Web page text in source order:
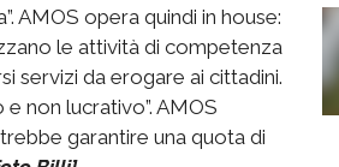
AMOS opera quindi in house:
le attività di competenza
servizi da erogare ai cittadini.
non lucrativo”. AMOS
garantire una quota di